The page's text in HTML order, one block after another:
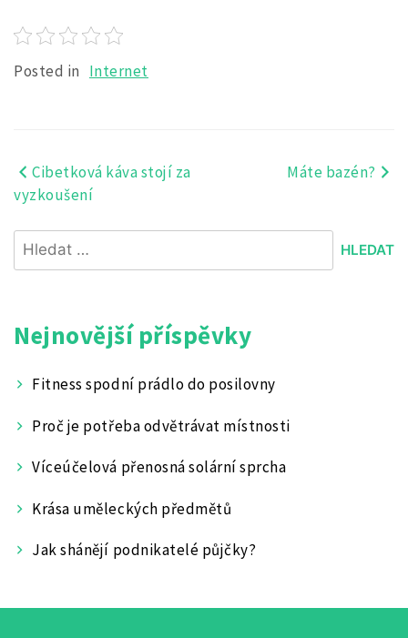
Posted in Internet
Navigace
příspěvek
Cibetková káva stojí za
vyzkoušení
Máte bazén?
Vyhledávání
Nejnovější příspěvky
Fitness spodní prádlo do posilovny
Proč je potřeba odvětrávat místnosti
Víceúčelová přenosná solární sprcha
Krása uměleckých předmětů
Jak shánějí podnikatelé půjčky?